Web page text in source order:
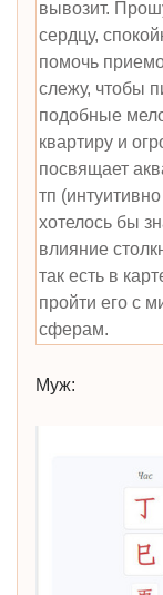
вывозит.
сердцу,
помочь
слежу, чтобы
подобные
квартиру и
посвящает
тп
хотелось бы
влияние
так есть в
пройти его с
сферам.
Муж: